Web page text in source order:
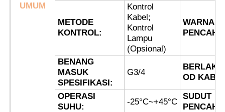
Pencahayaan Bukti Ledakan
Lampu Alarm Tahan Ledakan
kipas anti ledakan
UMUM
METODE
KONTROL:
Kontrol
Kabel;
Kontrol
Lampu
(Opsional)
WARNA
BENANG
MASUK
SPESIFIKASI:
G3/4
BERLAKU
OD
OPERASI
SUHU:
-25°C~+45°C
SUDUT